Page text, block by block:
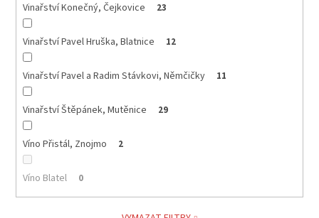
Vinařství Konečný, Čejkovice 23
Vinařství Pavel Hruška, Blatnice 12
Vinařství Pavel a Radim Stávkovi, Němčičky 11
Vinařství Štěpánek, Mutěnice 29
Víno Přistál, Znojmo 2
Víno Blatel 0